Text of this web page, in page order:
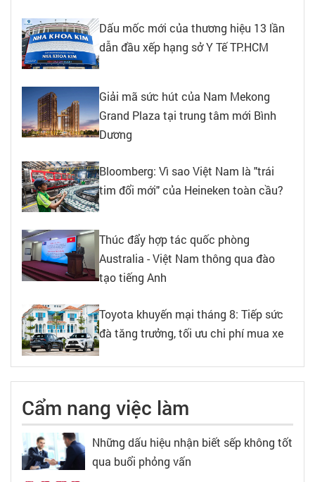
Dấu mốc mới của thương hiệu 13 lần
dẫn đầu xếp hạng sở Y Tế TP.HCM
Giải mã sức hút của Nam Mekong
Grand Plaza tại trung tâm mới Bình
Dương
Bloomberg: Vì sao Việt Nam là "trái
tim đổi mới" của Heineken toàn cầu?
Thúc đẩy hợp tác quốc phòng
Australia - Việt Nam thông qua đào
tạo tiếng Anh
Toyota khuyến mại tháng 8: Tiếp sức
đà tăng trưởng, tối ưu chi phí mua xe
Cẩm nang việc làm
Những dấu hiệu nhận biết sếp không tốt
qua buổi phỏng vấn